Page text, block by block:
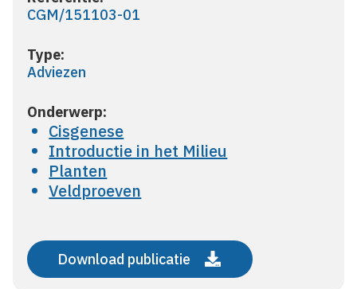
CGM/151103-01
Type:
Adviezen
Onderwerp:
Cisgenese
Introductie in het Milieu
Planten
Veldproeven
Download publicatie